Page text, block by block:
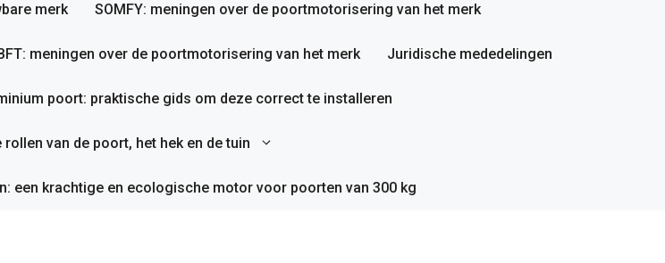
merk SOMFY: meningen over de poortmotorisering van het merk
BFT: meningen over de poortmotorisering van het merk Juridische mededelingen
poort: praktische gids om deze correct te installeren
van de poort, het hek en de tuin
een krachtige en ecologische motor voor poorten van 300 kg